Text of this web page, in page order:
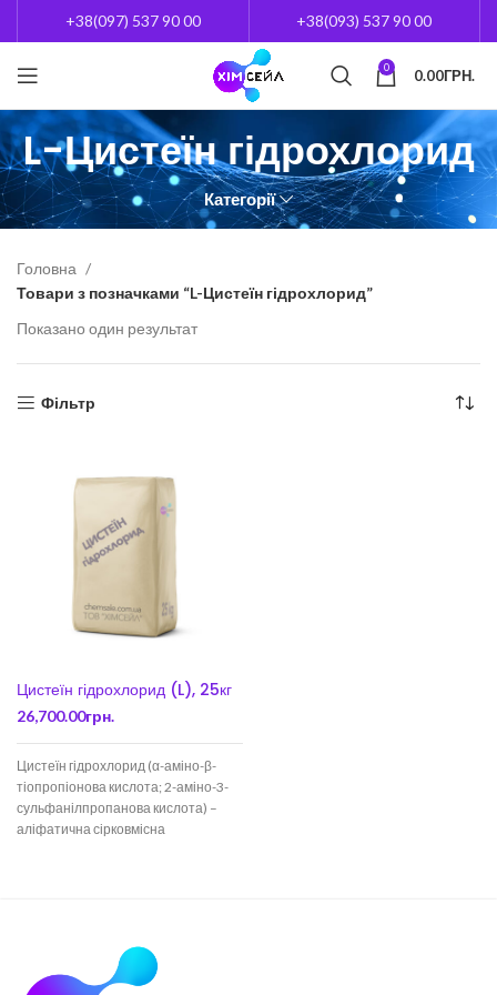
+38(097) 537 90 00 +38(093) 537 90 00
0 0.00ГРН.
L-Цистеїн гідрохлорид
Категорії
Головна
Товари з позначками “L-Цистеїн гідрохлорид”
Показано один результат
Фільтр
Цистеїн гідрохлорид (L), 25кг
26,700.00грн.
Цистеїн гідрохлорид (α-аміно-β-
тіопропіонова кислота; 2-аміно-3-
сульфанілпропанова кислота) –
аліфатична сірковмісна